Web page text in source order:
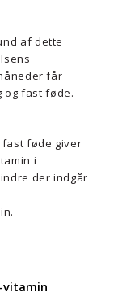
af dette
får
fast føde.
fast føde giver
i
der indgår
vitamin